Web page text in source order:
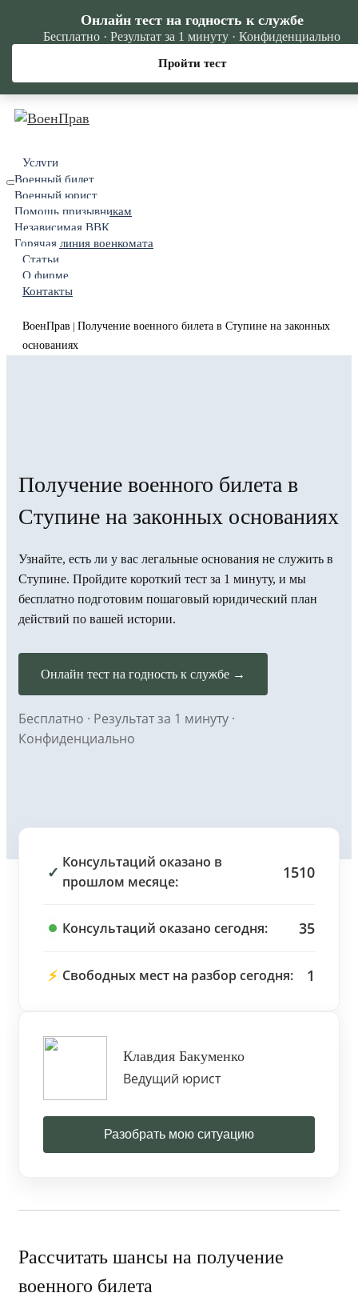
Услуги
Военный билет
Военный юрист
Помощь призывникам
Независимая ВВК
Горячая линия военкомата
Статьи
О фирме
Контакты
ВоенПрав
Получение военного билета в Ступине на законных
основаниях
Получение военного билета в
Ступине на законных основаниях
Узнайте, есть ли у вас легальные основания не служить в
Ступине. Пройдите короткий тест за 1 минуту, и мы
бесплатно подготовим пошаговый юридический план
действий по вашей истории.
Онлайн тест на годность к службе →
Бесплатно · Результат за 1 минуту ·
Конфиденциально
✓
Консультаций оказано в
прошлом месяце:
1510
Консультаций оказано сегодня: 35
⚡ Свободных мест на разбор сегодня: 1
Клавдия Бакуменко
Ведущий юрист
Разобрать мою ситуацию
Рассчитать шансы на получение
военного билета
Онлайн тест на годность к службе
Бесплатно · Результат за 1 минуту · Конфиденциально
Пройти тест